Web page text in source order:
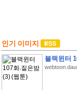
인기 이미지
블랙윈터